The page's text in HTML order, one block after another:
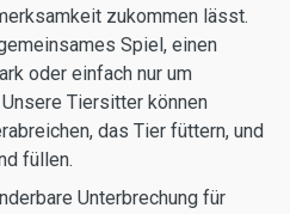
zukommen lässt.
Spiel, einen
oder einfach nur um
Tiersitter können
das Tier füttern, und
füllen.
Unterbrechung für